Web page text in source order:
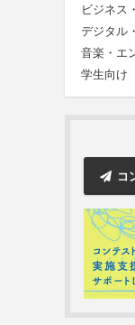
ビジネス
デジタル
音楽・エ
学生向け
コ